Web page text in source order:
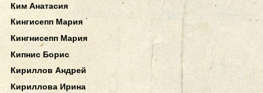
Ким Анатасия
Кингисепп Мария
Кингнисепп Мария
Кипнис Борис
Кириллов Андрей
Кириллова Ирина